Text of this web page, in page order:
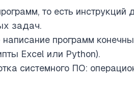
то есть инструкций
задач.
программ
Excel или Python).
системного ПО: